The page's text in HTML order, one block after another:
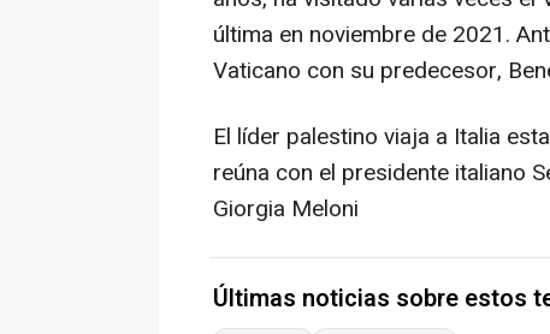
última en noviembre de 2021.
Vaticano con su predecesor,
El líder palestino viaja a Italia
reúna con el presidente italiano
Giorgia Meloni
Últimas noticias sobre estos